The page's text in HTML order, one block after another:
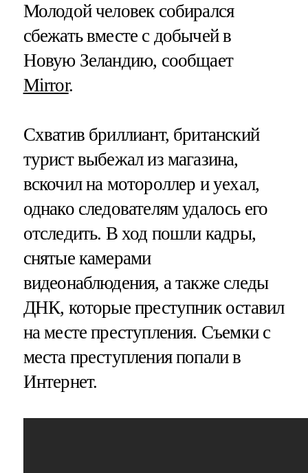
Молодой человек собирался
сбежать вместе с добычей в
Новую Зеландию, сообщает
Mirror.
Схватив бриллиант, британский
турист выбежал из магазина,
вскочил на мотороллер и уехал,
однако следователям удалось его
отследить. В ход пошли кадры,
снятые камерами
видеонаблюдения, а также следы
ДНК, которые преступник оставил
на месте преступления. Съемки с
места преступления попали в
Интернет.